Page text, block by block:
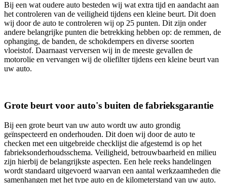
Bij een wat oudere auto besteden wij wat extra tijd en aandacht aan
het controleren van de veiligheid tijdens een kleine beurt. Dit doen
wij door de auto te controleren wij op 25 punten. Dit zijn onder
andere belangrijke punten die betrekking hebben op: de remmen, de
ophanging, de banden, de schokdempers en diverse soorten
vloeistof. Daarnaast verversen wij in de meeste gevallen de
motorolie en vervangen wij de oliefilter tijdens een kleine beurt van
uw auto.
Grote beurt voor auto's buiten de fabrieksgarantie
Bij een grote beurt van uw auto wordt uw auto grondig
geïnspecteerd en onderhouden. Dit doen wij door de auto te
checken met een uitgebreide checklijst die afgestemd is op het
fabrieksonderhoudsschema. Veiligheid, betrouwbaarheid en milieu
zijn hierbij de belangrijkste aspecten. Een hele reeks handelingen
wordt standaard uitgevoerd waarvan een aantal werkzaamheden die
samenhangen met het type auto en de kilometerstand van uw auto.